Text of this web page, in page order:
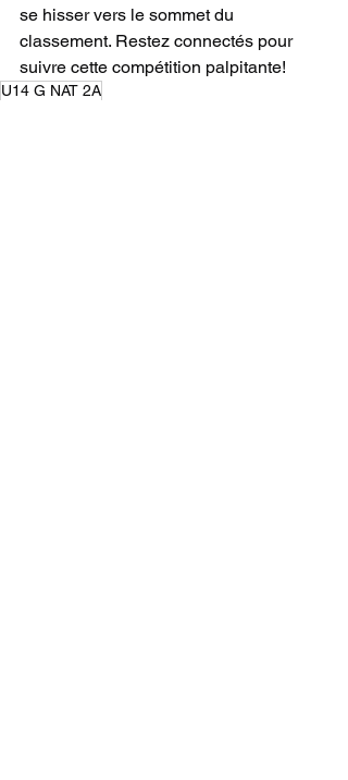
se hisser vers le sommet du
classement. Restez connectés pour
suivre cette compétition palpitante!
U14 G NAT 2A